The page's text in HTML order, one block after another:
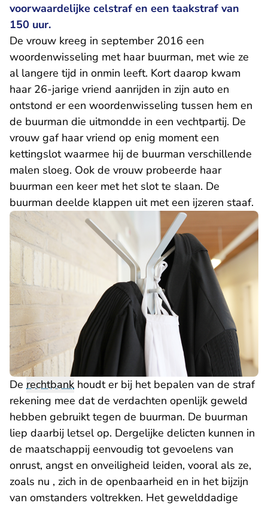
voorwaardelijke celstraf en een taakstraf van
150 uur.
De vrouw kreeg in september 2016 een
woordenwisseling met haar buurman, met wie ze
al langere tijd in onmin leeft. Kort daarop kwam
haar 26-jarige vriend aanrijden in zijn auto en
ontstond er een woordenwisseling tussen hem en
de buurman die uitmondde in een vechtpartij. De
vrouw gaf haar vriend op enig moment een
kettingslot waarmee hij de buurman verschillende
malen sloeg. Ook de vrouw probeerde haar
buurman een keer met het slot te slaan. De
buurman deelde klappen uit met een ijzeren staaf.
De rechtbank houdt er bij het bepalen van de straf
rekening mee dat de verdachten openlijk geweld
hebben gebruikt tegen de buurman. De buurman
liep daarbij letsel op. Dergelijke delicten kunnen in
de maatschappij eenvoudig tot gevoelens van
onrust, angst en onveiligheid leiden, vooral als ze,
zoals nu , zich in de openbaarheid en in het bijzijn
van omstanders voltrekken. Het gewelddadige